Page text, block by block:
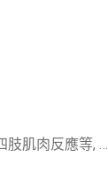
肢肌肉反應等, …